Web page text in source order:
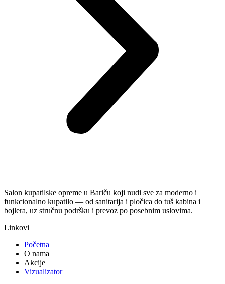
Salon kupatilske opreme u Bariču koji nudi sve za moderno i
funkcionalno kupatilo — od sanitarija i pločica do tuš kabina i
bojlera, uz stručnu podršku i prevoz po posebnim uslovima.
Linkovi
Početna
O nama
Akcije
Vizualizator